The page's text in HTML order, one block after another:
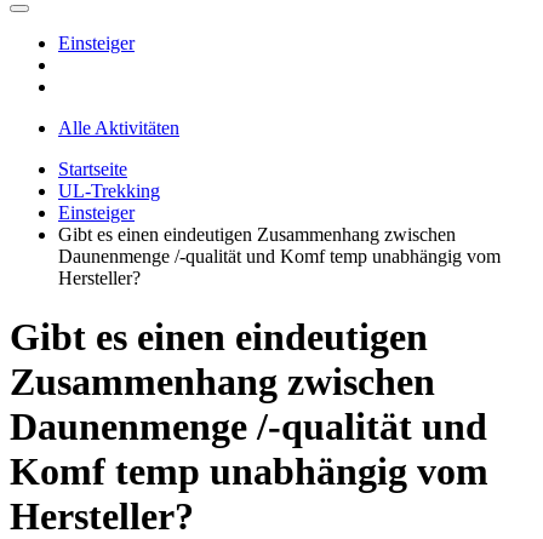
Einsteiger
Alle Aktivitäten
Startseite
UL-Trekking
Einsteiger
Gibt es einen eindeutigen Zusammenhang zwischen
Daunenmenge /-qualität und Komf temp unabhängig vom
Hersteller?
Gibt es einen eindeutigen
Zusammenhang zwischen
Daunenmenge /-qualität und
Komf temp unabhängig vom
Hersteller?